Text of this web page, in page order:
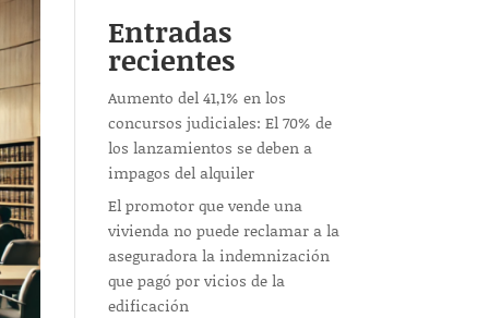
Entradas
recientes
Aumento del 41,1% en los
concursos judiciales: El 70% de
los lanzamientos se deben a
impagos del alquiler
El promotor que vende una
vivienda no puede reclamar a la
aseguradora la indemnización
que pagó por vicios de la
edificación